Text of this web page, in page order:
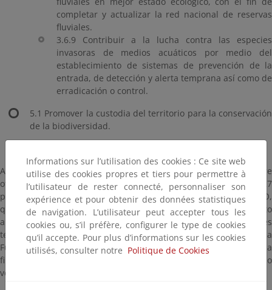
completar y actualizar la red nacional de reservas
fluviales.
3.6.9 Contribuir a la lucha contra las especies
invasoras de medios acuáticos por medio del
establecimiento de sistemas de prevención de la
entrada, de detección y alerta temprana así como de
erradicación o control.
5.1 Promover la custodia del territorio para la conservación
de la biodiversidad.
Aún no se ha resuelto está convocatoria, estando pendiente entre
otros trámites para su selección la opinión al respecto de estos 27
proyectos por parte de la Dirección General del Agua del MITECO,
que tiene en cuenta el interés relativo de los mismos con respecto
a la política de mejora de nuestros ríos de nuestra DG y que es
tenida en cuenta para la valoración final y la Resolución de la
Fundación Biodiversidad, que cuando se produzca, en general a
finales de año, publicaremos en esta misma página web, como
venimos haciendo desde el origen del PEAVR.
Informations sur l’utilisation des cookies : Ce site web
utilise des cookies propres et tiers pour permettre à
l’utilisateur de rester connecté, personnaliser son
expérience et pour obtenir des données statistiques
de navigation. L’utilisateur peut accepter tous les
cookies ou, s’il préfère, configurer le type de cookies
qu’il accepte. Pour plus d’informations sur les cookies
utilisés, consulter notre Politique de Cookies